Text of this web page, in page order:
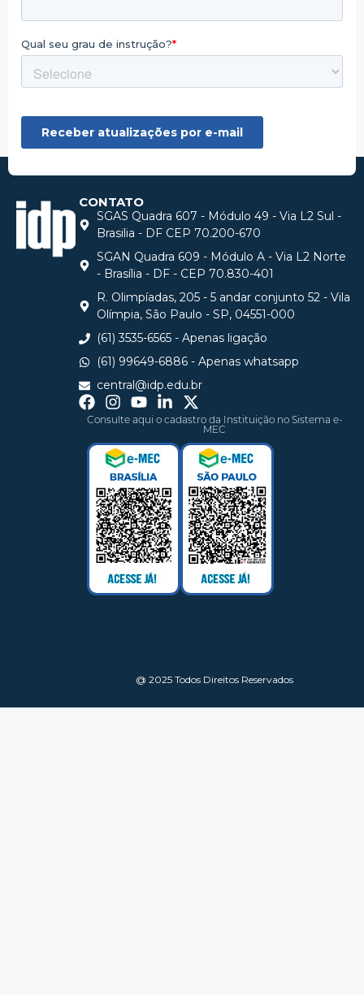
CONTATO
SGAS Quadra 607 - Módulo 49 - Via L2 Sul -
Brasilia - DF CEP 70.200-670
SGAN Quadra 609 - Módulo A - Via L2 Norte
- Brasília - DF - CEP 70.830-401
R. Olimpíadas, 205 - 5 andar conjunto 52 - Vila
Olímpia, São Paulo - SP, 04551-000
(61) 3535-6565 - Apenas ligação
(61) 99649-6886 - Apenas whatsapp
central@idp.edu.br
Consulte aqui o cadastro da Instituição no Sistema e-
MEC
@ 2025 Todos Direitos Reservados